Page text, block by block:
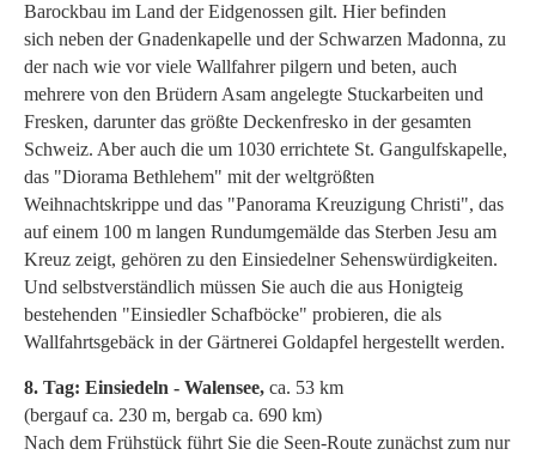
Barockbau im Land der Eidgenossen gilt. Hier befinden
sich neben der Gnadenkapelle und der Schwarzen Madonna, zu
der nach wie vor viele Wallfahrer pilgern und beten, auch
mehrere von den Brüdern Asam angelegte Stuckarbeiten und
Fresken, darunter das größte Deckenfresko in der gesamten
Schweiz. Aber auch die um 1030 errichtete St. Gangulfskapelle,
das "Diorama Bethlehem" mit der weltgrößten
Weihnachtskrippe und das "Panorama Kreuzigung Christi", das
auf einem 100 m langen Rundumgemälde das Sterben Jesu am
Kreuz zeigt, gehören zu den Einsiedelner Sehenswürdigkeiten.
Und selbstverständlich müssen Sie auch die aus Honigteig
bestehenden "Einsiedler Schafböcke" probieren, die als
Wallfahrtsgebäck in der Gärtnerei Goldapfel hergestellt werden.
8. Tag: Einsiedeln - Walensee, ca. 53 km
(bergauf ca. 230 m, bergab ca. 690 km)
Nach dem Frühstück führt Sie die Seen-Route zunächst zum nur